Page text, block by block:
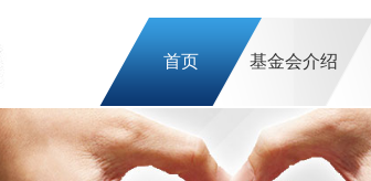
首页 基金会介绍